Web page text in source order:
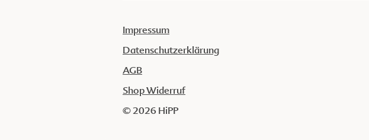
Impressum
Datenschutzerklärung
AGB
Shop Widerruf
© 2026 HiPP